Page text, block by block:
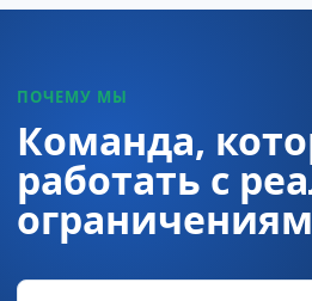
ПОЧЕМУ МЫ
Команда,
работать с